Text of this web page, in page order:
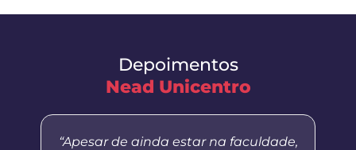
Depoimentos
Nead Unicentro
“Apesar de ainda estar na faculdade,